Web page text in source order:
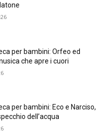
per bambini: Orfeo ed
che apre i cuori
per bambini: Eco e Narciso,
dell’acqua